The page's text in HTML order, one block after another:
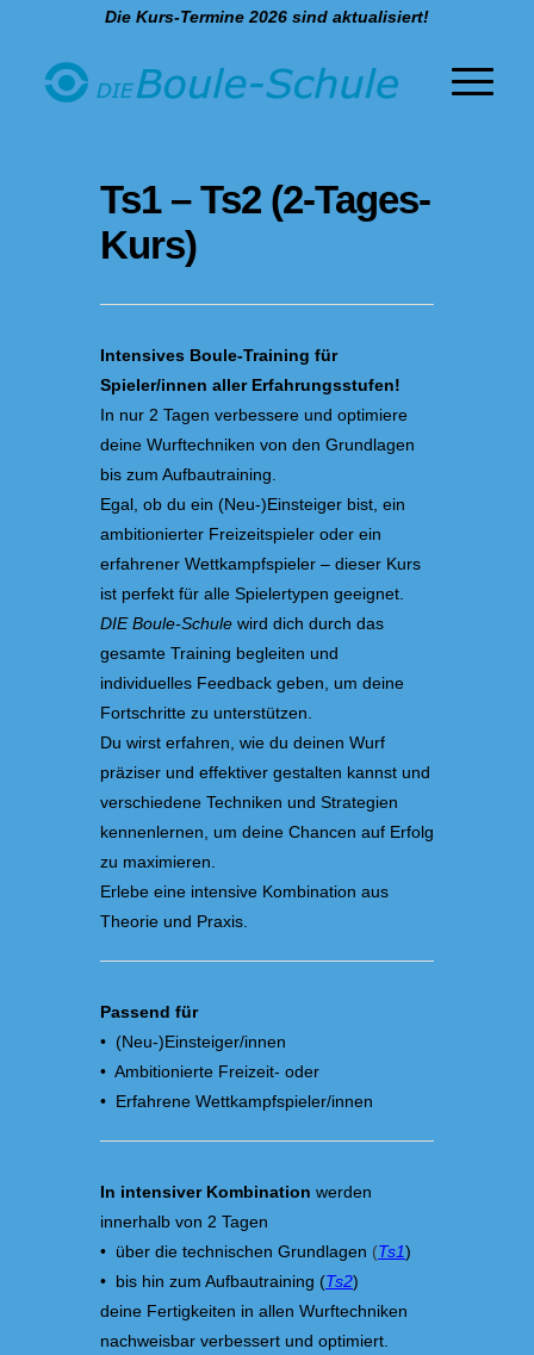
Die Kurs-Termine 2026 sind aktualisiert!
Ts1 – Ts2 (2-Tages-
Kurs)
Intensives Boule-Training für
Spieler/innen aller Erfahrungsstufen!
In nur 2 Tagen verbessere und optimiere
deine Wurftechniken von den Grundlagen
bis zum Aufbautraining.
Egal, ob du ein (Neu-)Einsteiger bist, ein
ambitionierter Freizeitspieler oder ein
erfahrener Wettkampfspieler – dieser Kurs
ist perfekt für alle Spielertypen geeignet.
DIE Boule-Schule wird dich durch das
gesamte Training begleiten und
individuelles Feedback geben, um deine
Fortschritte zu unterstützen.
Du wirst erfahren, wie du deinen Wurf
präziser und effektiver gestalten kannst und
verschiedene Techniken und Strategien
kennenlernen, um deine Chancen auf Erfolg
zu maximieren.
Erlebe eine intensive Kombination aus
Theorie und Praxis.
Passend für
• (Neu-)Einsteiger/innen
• Ambitionierte Freizeit- oder
• Erfahrene Wettkampfspieler/innen
In intensiver Kombination werden
innerhalb von 2 Tagen
• über die technischen Grundlagen (Ts1)
• bis hin zum Aufbautraining (Ts2)
deine Fertigkeiten in allen Wurftechniken
nachweisbar verbessert und optimiert.